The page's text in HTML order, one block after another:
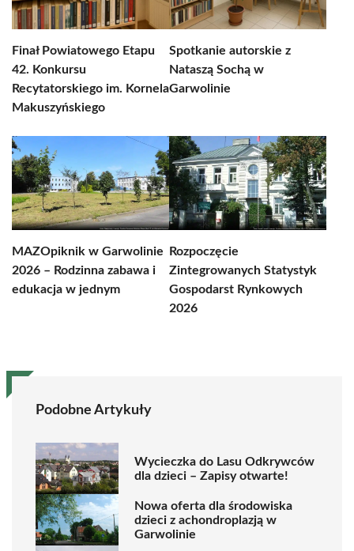
Finał Powiatowego Etapu
42. Konkursu
Recytatorskiego im. Kornela
Makuszyńskiego
Spotkanie autorskie z
Nataszą Sochą w
Garwolinie
MAZOpiknik w Garwolinie
2026 – Rodzinna zabawa i
edukacja w jednym
Rozpoczęcie
Zintegrowanych Statystyk
Gospodarst Rynkowych
2026
Podobne Artykuły
Wycieczka do Lasu Odkrywców
dla dzieci – Zapisy otwarte!
Nowa oferta dla środowiska
dzieci z achondroplazją w
Garwolinie